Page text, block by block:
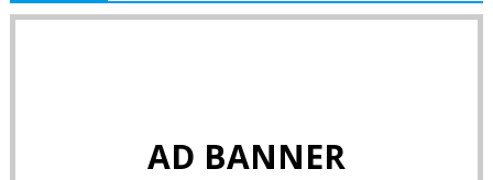
AD BANNER